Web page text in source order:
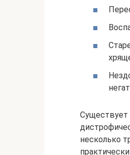
Существует
несколько